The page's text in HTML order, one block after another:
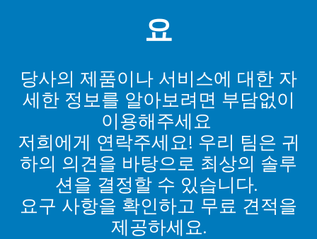
요
당사의 제품이나 서비스에 대한 자
세한 정보를 알아보려면 부담없이
이용해주세요
저희에게 연락주세요! 우리 팀은 귀
하의 의견을 바탕으로 최상의 솔루
션을 결정할 수 있습니다.
요구 사항을 확인하고 무료 견적을
제공하세요.